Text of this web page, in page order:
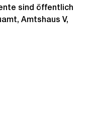
sind öffentlich
Amtshaus V,